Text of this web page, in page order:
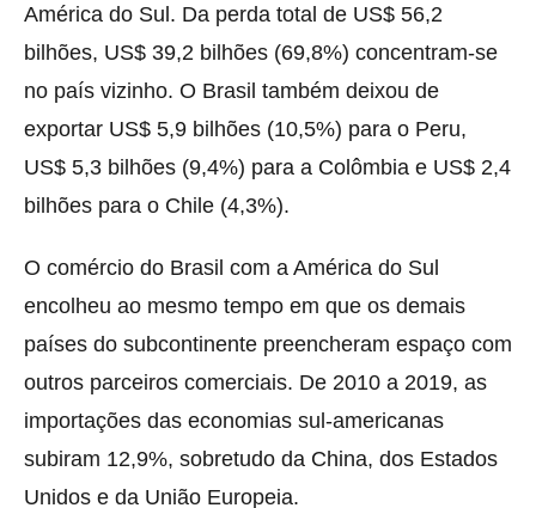
América do Sul. Da perda total de US$ 56,2
bilhões, US$ 39,2 bilhões (69,8%) concentram-se
no país vizinho. O Brasil também deixou de
exportar US$ 5,9 bilhões (10,5%) para o Peru,
US$ 5,3 bilhões (9,4%) para a Colômbia e US$ 2,4
bilhões para o Chile (4,3%).
O comércio do Brasil com a América do Sul
encolheu ao mesmo tempo em que os demais
países do subcontinente preencheram espaço com
outros parceiros comerciais. De 2010 a 2019, as
importações das economias sul-americanas
subiram 12,9%, sobretudo da China, dos Estados
Unidos e da União Europeia.